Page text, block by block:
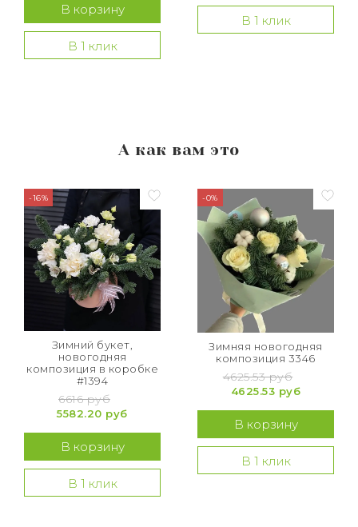
В корзину
В 1 клик
В 1 клик
А как вам это
-16%
Зимний букет,
новогодняя
композиция в коробке
#1394
6616 руб
5582.20 руб
В корзину
В 1 клик
-0%
Зимняя новогодняя
композиция 3346
4625.53 руб
4625.53 руб
В корзину
В 1 клик